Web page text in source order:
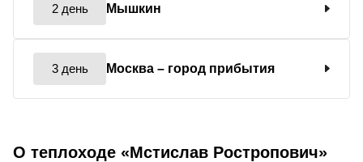
2 день Мышкин
3 день Москва – город прибытия
О теплоходе «Мстислав Ростропович»